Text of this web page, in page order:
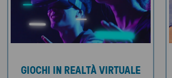
GIOCHI IN REALTÀ VIRTUALE